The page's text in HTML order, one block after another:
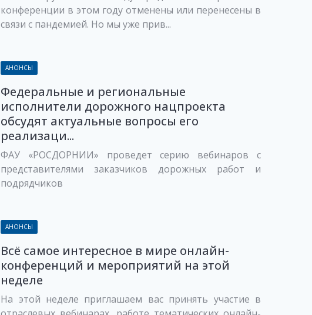
конференции в этом году отменены или перенесены в
связи с пандемией. Но мы уже прив...
АНОНСЫ
Федеральные и региональные
исполнители дорожного нацпроекта
обсудят актуальные вопросы его
реализаци...
ФАУ «РОСДОРНИИ» проведет серию вебинаров с
представителями заказчиков дорожных работ и
подрядчиков
АНОНСЫ
Всё самое интересное в мире онлайн-
конференций и мероприятий на этой
неделе
На этой неделе приглашаем вас принять участие в